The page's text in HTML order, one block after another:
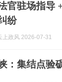
官驻场指导
纷
上政风 2026-07-31
：集结点验